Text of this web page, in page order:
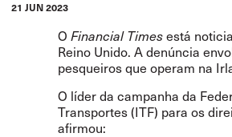
21 JUN 2023
O Financial Timesestá
Reino Unido. A denúncia
pesqueiros que operam na
O líder da campanha da
Transportes (ITF) para os
afirmou: